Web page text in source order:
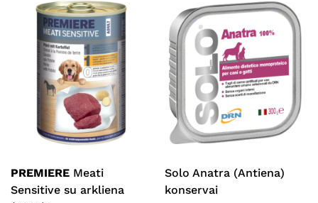
PREMIERE Meati
Sensitive su arkliena
Solo Anatra (Antiena)
konservai